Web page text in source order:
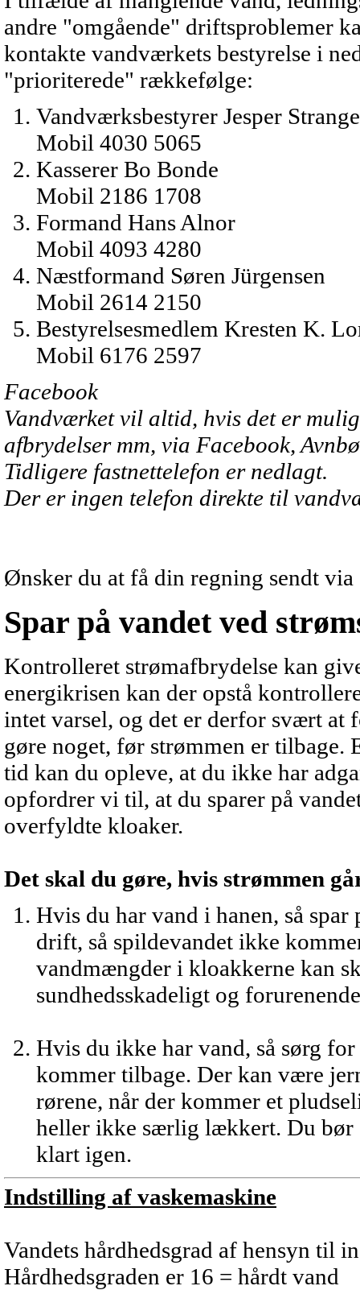
andre "omgående" driftsproblemer
kontakte vandværkets bestyrelse i
"prioriterede" rækkefølge:
Vandværksbestyrer Jesper
Mobil 4030 5065
Kasserer Bo Bonde
Mobil 2186 1708
Formand Hans Alnor
Mobil 4093 4280
Næstformand Søren Jürgensen
Mobil 2614 2150
Bestyrelsesmedlem Kresten K.
Mobil 6176 2597
Facebook
Vandværket vil altid, hvis det er
afbrydelser mm, via Facebook,
Tidligere fastnettelefon er nedlagt.
Der er ingen telefon direkte til
Ønsker du at få din regning sendt
Spar på vandet ved
Kontrolleret strømafbrydelse kan
energikrisen kan der opstå
intet varsel, og det er derfor svært at
gøre noget, før strømmen er tilbage.
tid kan du opleve, at du ikke har
opfordrer vi til, at du sparer på
overfyldte kloaker.
Det skal du gøre, hvis strømmen
Hvis du har vand i hanen, så
drift, så spildevandet ikke
vandmængder i kloakkerne kan
sundhedsskadeligt og
Hvis du ikke har vand, så sørg
kommer tilbage. Der kan være
rørene, når der kommer et
heller ikke særlig lækkert. Du bør
klart igen.
Indstilling af vaskemaskine
Vandets hårdhedsgrad af hensyn til
Hårdhedsgraden er 16 = hårdt vand